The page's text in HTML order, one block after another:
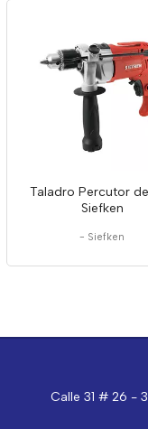
Taladro Percutor de
Siefken
- Siefken
Calle 31 # 26 -